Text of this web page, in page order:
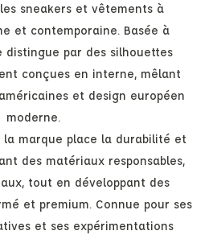
sneakers et vêtements à
et contemporaine. Basée à
distingue par des silhouettes
conçues en interne, mêlant
et design européen
moderne.
la marque place la durabilité et
des matériaux responsables,
tout en développant des
et premium. Connue pour ses
et ses expérimentations